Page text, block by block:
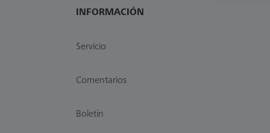
INFORMACIÓN
Servicio
Comentarios
Boletín